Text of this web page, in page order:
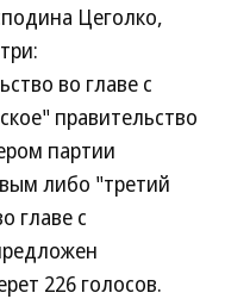
Цеголко,
во главе с
правительство
партии
либо "третий
главе с
226 голосов.